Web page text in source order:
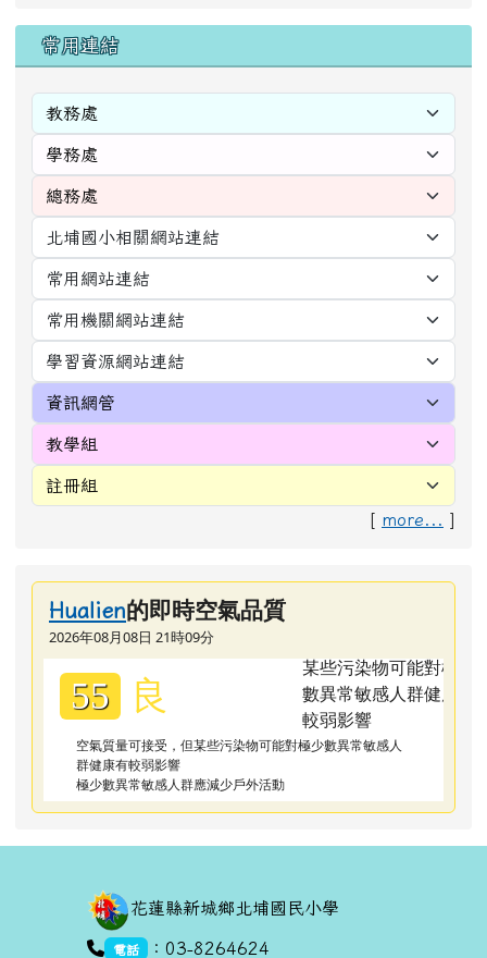
右邊區域內容
常用連結
[ more... ]
Hualien的即時空氣品質
2026年08月08日 21時09分
55 良
空氣質量可接受，但某些污染物可能對極少數異常敏感人
群健康有較弱影響
極少數異常敏感人群應減少戶外活動
花蓮縣新城鄉北埔國民小學
link to https://goo.gl/maps/dUx2GHvcPmq
電話 ：03-8264624